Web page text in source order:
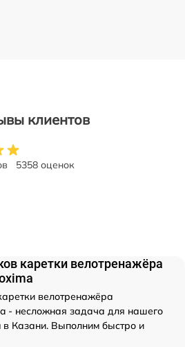
клиентов
5358 оценок
каретки велотренажёра
велотренажёра
- несложная задача для нашего
в Казани. Выполним быстро и